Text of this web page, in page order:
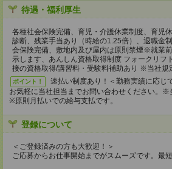
待遇・福利厚生
各種社会保険完備、育児・介護休業制度、育児
診断、残業手当あり（時給の1.25倍）、退職金
会保険完備、敷地内及び屋内は原則禁煙※就業
示します、あんしん資格取得制度 フォークリフ
接の資格取得/講習料・受験料補助あり ※当社規
ポイント！
速払い制度あり！＜勤務実績に応じ
お気軽に当社担当までお問い合わせください。※
※原則月払いでの給与支払です。
登録について
＜ご登録済みの方も大歓迎！＞
ご応募からお仕事開始までがスムーズです。最